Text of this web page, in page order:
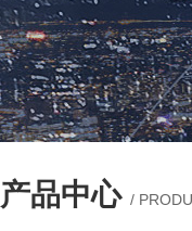
产品中心 /